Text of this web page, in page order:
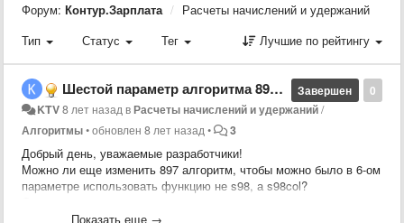
Форум: Контур.Зарплата
Расчеты начислений и удержаний
Тип
Статус Тег Лучшие по рейтингу
0
Завершен
Шестой параметр алгоритма 897 Доплата до МРОТ
KTV8 лет назадвРасчеты начислений и удержаний/
Алгоритмы•обновлен 8 лет назад• 3
Добрый день, уважаемые разработчики!
Можно ли еще изменить 897 алгоритм, чтобы можно было в 6-ом
параметре использовать функцию не s98, а s98col?
столбца для выборки РВ в этой функции.
Показать еще →